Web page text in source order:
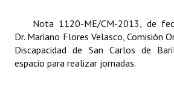
Comunicaciones
Declaraciones
Nota 1120-ME/CM-2013, de
Dr. Mariano Flores Velasco, Comisión
Discapacidad de San Carlos de
espacio para realizar jornadas.